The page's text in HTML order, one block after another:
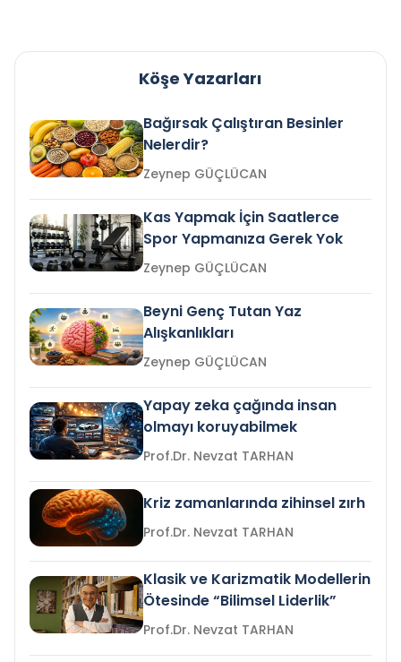
Köşe Yazarları
Bağırsak Çalıştıran Besinler
Nelerdir?
Zeynep GÜÇLÜCAN
Kas Yapmak İçin Saatlerce
Spor Yapmanıza Gerek Yok
Zeynep GÜÇLÜCAN
Beyni Genç Tutan Yaz
Alışkanlıkları
Zeynep GÜÇLÜCAN
Yapay zeka çağında insan
olmayı koruyabilmek
Prof.Dr. Nevzat TARHAN
Kriz zamanlarında zihinsel zırh
Prof.Dr. Nevzat TARHAN
Klasik ve Karizmatik Modellerin
Ötesinde “Bilimsel Liderlik”
Prof.Dr. Nevzat TARHAN